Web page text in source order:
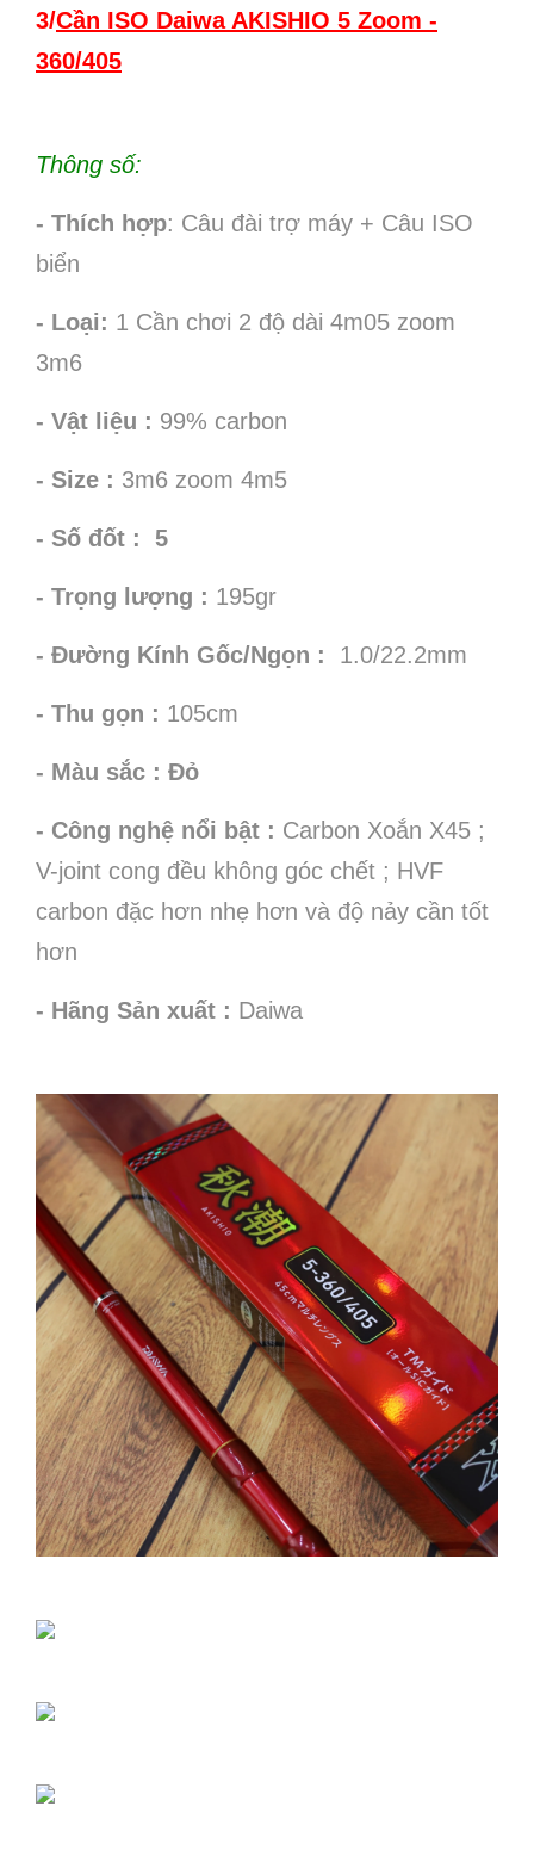
3/Cần ISO Daiwa AKISHIO 5 Zoom -
360/405
Thông số:
- Thích hợp: Câu đài trợ máy + Câu ISO
biển
- Loại: 1 Cần chơi 2 độ dài 4m05 zoom
3m6
- Vật liệu : 99% carbon
- Size : 3m6 zoom 4m5
- Số đốt : 5
- Trọng lượng : 195gr
- Đường Kính Gốc/Ngọn : 1.0/22.2mm
- Thu gọn : 105cm
- Màu sắc : Đỏ
- Công nghệ nổi bật : Carbon Xoắn X45 ;
V-joint cong đều không góc chết ; HVF
carbon đặc hơn nhẹ hơn và độ nảy cần tốt
hơn
- Hãng Sản xuất : Daiwa